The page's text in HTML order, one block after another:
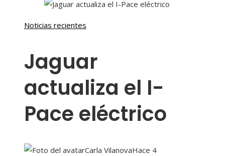
Noticias recientes
Jaguar
actualiza el I-
Pace eléctrico
Carla VilanovaHace 4